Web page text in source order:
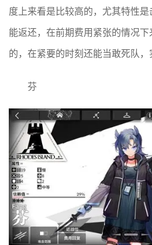
度上来看是比较高的，尤其特性
能返还，在前期费用紧张的情况
的，在紧要的时刻还能当敢死队，
芬